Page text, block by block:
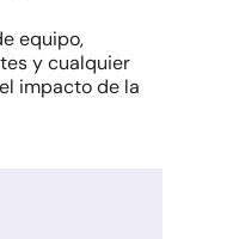
equipo,
y cualquier
impacto de la